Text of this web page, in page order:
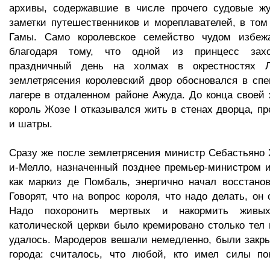
архивы, содержавшие в числе прочего судовые
заметки путешественников и мореплавателей, в
Гамы. Само королевское семейство чудом
благодаря тому, что одной из принцесс
праздничный день на холмах в окрестностях
землетрясения королевский двор обосновался в
лагере в отдаленном районе Ажуда. До конца своей
король Жозе I отказывался жить в стенах дворца,
и шатры.
Сразу же после землетрясения министр Себастьяно
и-Мелло, назначенный позднее премьер-министром
как маркиз де Помбаль, энергично начал
Говорят, что на вопрос короля, что надо делать, он
Надо похоронить мертвых и накормить
католической церкви было кремировано столько тел
удалось. Мародеров вешали немедленно, были
города: считалось, что любой, кто имел силы